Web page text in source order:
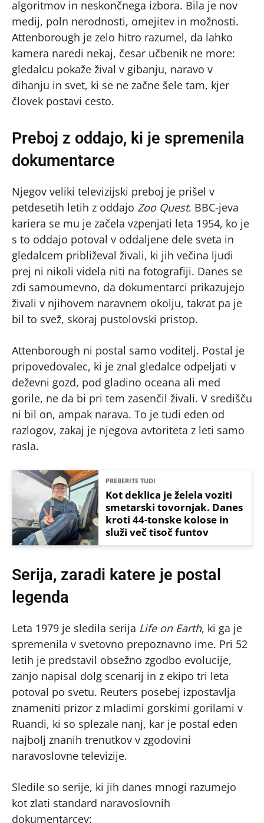
algoritmov in neskončnega izbora. Bila je nov
medij, poln nerodnosti, omejitev in možnosti.
Attenborough je zelo hitro razumel, da lahko
kamera naredi nekaj, česar učbenik ne more:
gledalcu pokaže žival v gibanju, naravo v
dihanju in svet, ki se ne začne šele tam, kjer
človek postavi cesto.
Preboj z oddajo, ki je spremenila
dokumentarce
Njegov veliki televizijski preboj je prišel v
petdesetih letih z oddajo Zoo Quest. BBC-jeva
kariera se mu je začela vzpenjati leta 1954, ko je
s to oddajo potoval v oddaljene dele sveta in
gledalcem približeval živali, ki jih večina ljudi
prej ni nikoli videla niti na fotografiji. Danes se
zdi samoumevno, da dokumentarci prikazujejo
živali v njihovem naravnem okolju, takrat pa je
bil to svež, skoraj pustolovski pristop.
Attenborough ni postal samo voditelj. Postal je
pripovedovalec, ki je znal gledalce odpeljati v
deževni gozd, pod gladino oceana ali med
gorile, ne da bi pri tem zasenčil živali. V središču
ni bil on, ampak narava. To je tudi eden od
razlogov, zakaj je njegova avtoriteta z leti samo
rasla.
PREBERITE TUDI
Kot deklica je želela voziti
smetarski tovornjak. Danes
kroti 44-tonske kolose in
služi več tisoč funtov
Serija, zaradi katere je postal
legenda
Leta 1979 je sledila serija Life on Earth, ki ga je
spremenila v svetovno prepoznavno ime. Pri 52
letih je predstavil obsežno zgodbo evolucije,
zanjo napisal dolg scenarij in z ekipo tri leta
potoval po svetu. Reuters posebej izpostavlja
znameniti prizor z mladimi gorskimi gorilami v
Ruandi, ki so splezale nanj, kar je postal eden
najbolj znanih trenutkov v zgodovini
naravoslovne televizije.
Sledile so serije, ki jih danes mnogi razumejo
kot zlati standard naravoslovnih
dokumentarcev: